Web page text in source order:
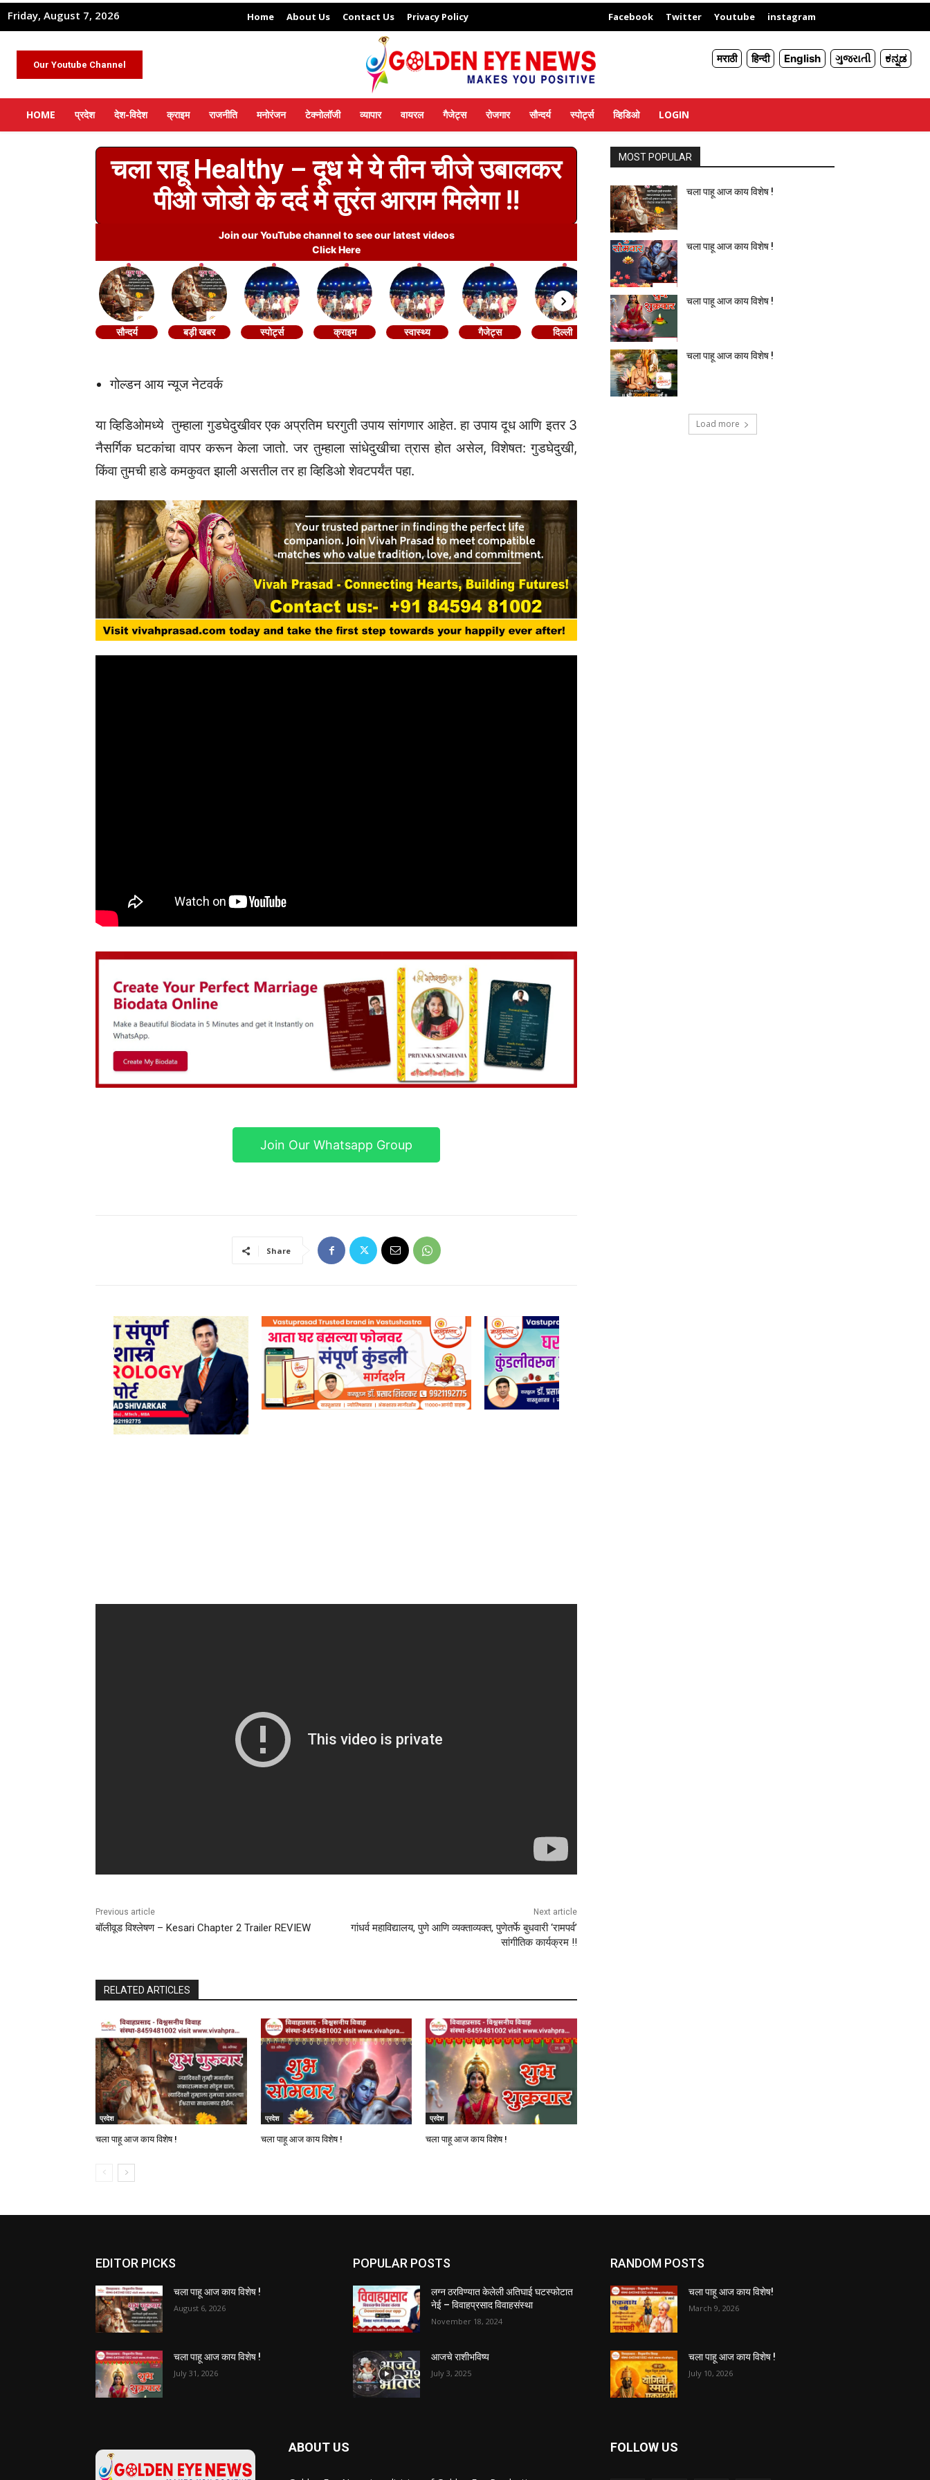
Friday, August 7, 2026 Home About Us Contact Us Privacy Policy Facebook Twitter Youtube instagram
Our Youtube Channel मराठी हिन्दी English ગુજરાતી ಕನ್ನಡ
HOME प्रदेश देश-विदेश क्राइम राजनीति मनोरंजन टेक्नोलॉजी व्यापार वायरल गैजेट्स रोजगार सौन्दर्य स्पोर्ट्स व्हिडिओ LOGIN
चला राहू Healthy – दूध मे ये तीन चीजे उबालकर
पीओ जोडो के दर्द मे तुरंत आराम मिलेगा !!
Join our YouTube channel to see our latest videos
Click Here
सौन्दर्य बड़ी खबर स्पोर्ट्स क्राइम स्वास्थ्य गैजेट्स दिल्ली टेक्नोलॉजी
गोल्डन आय न्यूज नेटवर्क
या व्हिडिओमध्ये तुम्हाला गुडघेदुखीवर एक अप्रतिम घरगुती उपाय सांगणार आहेत. हा उपाय दूध आणि इतर 3
नैसर्गिक घटकांचा वापर करून केला जातो. जर तुम्हाला सांधेदुखीचा त्रास होत असेल, विशेषत: गुडघेदुखी,
किंवा तुमची हाडे कमकुवत झाली असतील तर हा व्हिडिओ शेवटपर्यंत पहा.
Join Our Whatsapp Group
Share
Previous article
बॉलीवूड विश्लेषण – Kesari Chapter 2 Trailer REVIEW
Next article
गांधर्व महाविद्यालय, पुणे आणि व्यक्ताव्यक्त, पुणेतर्फे बुधवारी ‘रामपर्व’
सांगीतिक कार्यक्रम !!
RELATED ARTICLES
प्रदेश
चला पाहू आज काय विशेष !
प्रदेश
चला पाहू आज काय विशेष !
प्रदेश
चला पाहू आज काय विशेष !
MOST POPULAR
चला पाहू आज काय विशेष !
चला पाहू आज काय विशेष !
चला पाहू आज काय विशेष !
चला पाहू आज काय विशेष !
Load more
EDITOR PICKS
चला पाहू आज काय विशेष !
August 6, 2026
चला पाहू आज काय विशेष !
July 31, 2026
POPULAR POSTS
लग्न ठरविण्यात केलेली अतिघाई घटस्फोटात
नेई – विवाहप्रसाद विवाहसंस्था
November 18, 2024
आजचे राशीभविष्य
July 3, 2025
RANDOM POSTS
चला पाहू आज काय विशेष!
March 9, 2026
चला पाहू आज काय विशेष !
July 10, 2026
ABOUT US FOLLOW US